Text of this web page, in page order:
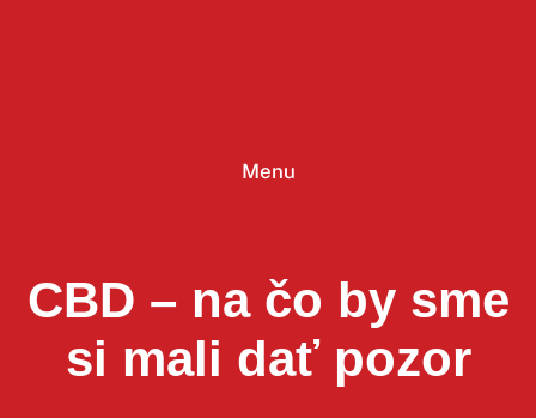
Menu
CBD – na čo by sme
si mali dať pozor